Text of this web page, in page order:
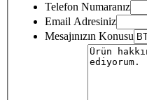
Telefon Numaranız
Email Adresiniz
Mesajınızın Konusu